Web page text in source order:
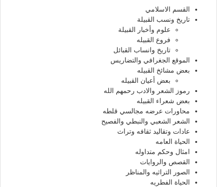
القسم الاسلامي
تاريخ ونسب القبيلة
علوم وأخبار القبيلة
فروع القبيله
تاريخ وانساب القبائل
الموقع الجغرافي والتضاريس
بعض مشائخ القبيله
بعض أعيان القبيله
رموز الشعر والادب رحمهم الله
بعض شعراء القبيله
محاورات عرضه مجالسي قلطه
الشعر الشعبي والنبطي والفصيح
عادات وتقاليد ثقافه وتراث
الحياة العامه
امثال وحكم متداوله
القصص والروايات
الصور التراثيه والمناظر
الحياة الفطريه